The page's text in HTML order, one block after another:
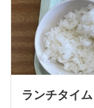
ランチタイム